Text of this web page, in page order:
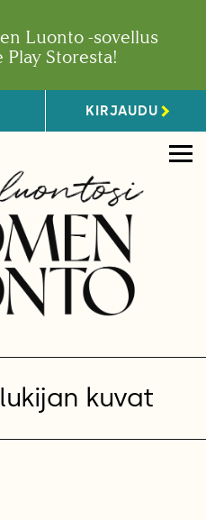
Luonto -sovellus
Play Storesta!
KIRJAUDU
kuvat